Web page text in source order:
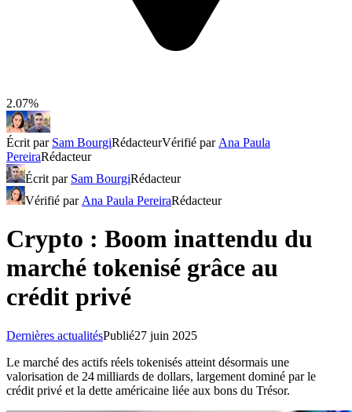
2.07%
Écrit par Sam BourgiRédacteurVérifié par Ana Paula
PereiraRédacteur
Écrit par Sam BourgiRédacteur
Vérifié par Ana Paula PereiraRédacteur
Crypto : Boom inattendu du
marché tokenisé grâce au
crédit privé
Dernières actualitésPublié27 juin 2025
Le marché des actifs réels tokenisés atteint désormais une
valorisation de 24 milliards de dollars, largement dominé par le
crédit privé et la dette américaine liée aux bons du Trésor.